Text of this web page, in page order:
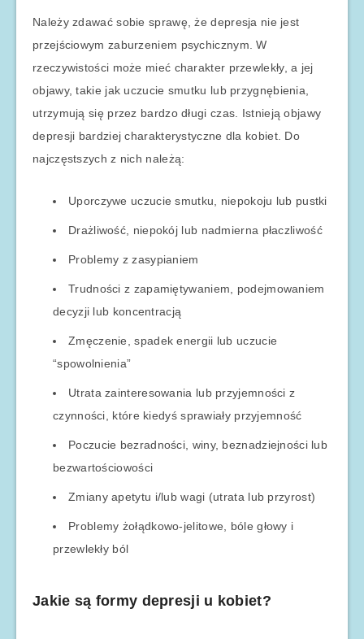
Należy zdawać sobie sprawę, że depresja nie jest
przejściowym zaburzeniem psychicznym. W
rzeczywistości może mieć charakter przewlekły, a jej
objawy, takie jak uczucie smutku lub przygnębienia,
utrzymują się przez bardzo długi czas. Istnieją objawy
depresji bardziej charakterystyczne dla kobiet. Do
najczęstszych z nich należą:
Uporczywe uczucie smutku, niepokoju lub pustki
Drażliwość, niepokój lub nadmierna płaczliwość
Problemy z zasypianiem
Trudności z zapamiętywaniem, podejmowaniem
decyzji lub koncentracją
Zmęczenie, spadek energii lub uczucie
“spowolnienia”
Utrata zainteresowania lub przyjemności z
czynności, które kiedyś sprawiały przyjemność
Poczucie bezradności, winy, beznadziejności lub
bezwartościowości
Zmiany apetytu i/lub wagi (utrata lub przyrost)
Problemy żołądkowo-jelitowe, bóle głowy i
przewlekły ból
Jakie są formy depresji u kobiet?